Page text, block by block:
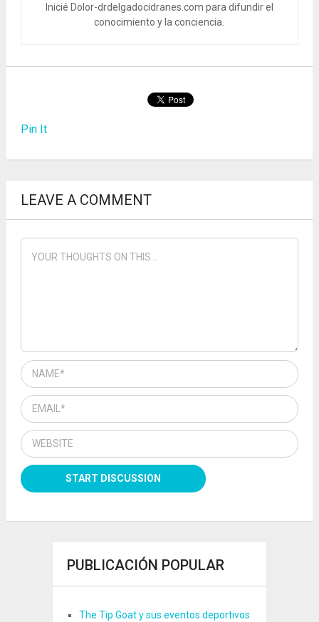
Inicié Dolor-drdelgadocidranes.com para difundir el
conocimiento y la conciencia.
Pin It
LEAVE A COMMENT
PUBLICACIÓN POPULAR
The Tip Goat y sus eventos deportivos